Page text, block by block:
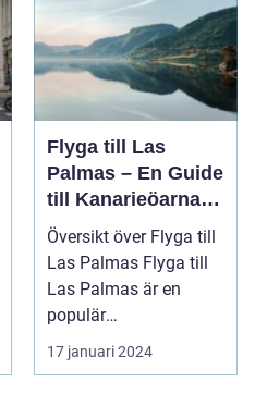
Flyga till Las
Palmas – En Guide
till Kanarieöarnas
Pärla
Översikt över Flyga till
Las Palmas Flyga till
Las Palmas är en
populär
semesterdestination
för män...
17 januari 2024